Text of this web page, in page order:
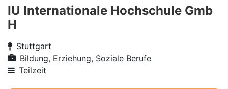
IU Internationale Hochschule Gmb
H
Stuttgart
Bildung, Erziehung, Soziale Berufe
Teilzeit